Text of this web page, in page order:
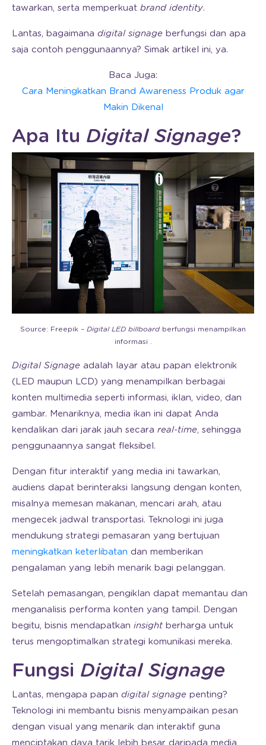
tawarkan, serta memperkuat brand identity.
Lantas, bagaimana digital signage berfungsi dan apa
saja contoh penggunaannya? Simak artikel ini, ya.
Baca Juga:
Cara Meningkatkan Brand Awareness Produk agar
Makin Dikenal
Apa Itu Digital Signage?
Source: Freepik – Digital LED billboardberfungsi menampilkan
informasi .
Digital Signage adalah layar atau papan elektronik
(LED maupun LCD) yang menampilkan berbagai
konten multimedia seperti informasi, iklan, video, dan
gambar. Menariknya, media ikan ini dapat Anda
kendalikan dari jarak jauh secara real-time, sehingga
penggunaannya sangat fleksibel.
Dengan fitur interaktif yang media ini tawarkan,
audiens dapat berinteraksi langsung dengan konten,
misalnya memesan makanan, mencari arah, atau
mengecek jadwal transportasi. Teknologi ini juga
mendukung strategi pemasaran yang bertujuan
meningkatkan keterlibatan dan memberikan
pengalaman yang lebih menarik bagi pelanggan.
Setelah pemasangan, pengiklan dapat memantau dan
menganalisis performa konten yang tampil. Dengan
begitu, bisnis mendapatkan insightberharga untuk
terus mengoptimalkan strategi komunikasi mereka.
Fungsi Digital Signage
Lantas, mengapa papan digital signage penting?
Teknologi ini membantu bisnis menyampaikan pesan
dengan visual yang menarik dan interaktif guna
menciptakan daya tarik lebih besar daripada media